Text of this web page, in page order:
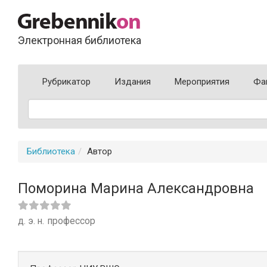
Электронная библиотека
Рубрикатор Издания Мероприятия
Библиотека Автор
Поморина Марина Александровна
д. э. н. профессор